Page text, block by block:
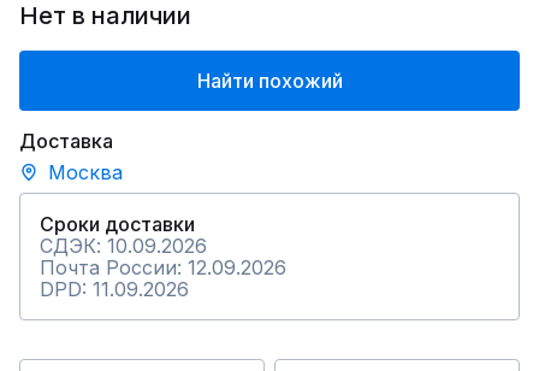
Нет в наличии
Найти похожий
Доставка
Москва
Сроки доставки
СДЭК: 10.09.2026
Почта России: 12.09.2026
DPD: 11.09.2026